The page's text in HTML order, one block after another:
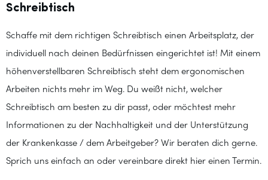
Schreibtisch
Schaffe mit dem richtigen Schreibtisch einen Arbeitsplatz, der
individuell nach deinen Bedürfnissen eingerichtet ist! Mit einem
höhenverstellbaren Schreibtisch steht dem ergonomischen
Arbeiten nichts mehr im Weg. Du weißt nicht, welcher
Schreibtisch am besten zu dir passt, oder möchtest mehr
Informationen zu der Nachhaltigkeit und der Unterstützung
der Krankenkasse / dem Arbeitgeber? Wir beraten dich gerne.
Sprich uns einfach an oder vereinbare direkt hier einen Termin.